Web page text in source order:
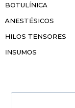
BOTULÍNICA
ANESTÉSICOS
HILOS TENSORES
INSUMOS